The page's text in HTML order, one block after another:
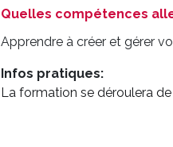
Quelles compétences
Apprendre à créer et gérer
Infos pratiques:
La formation se déroulera de